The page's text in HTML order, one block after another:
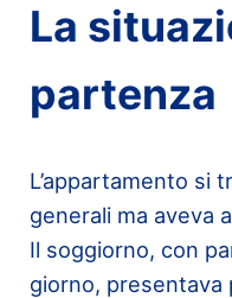
La
partenza
L’appartamento si
generali ma aveva
Il soggiorno, con
giorno, presentava